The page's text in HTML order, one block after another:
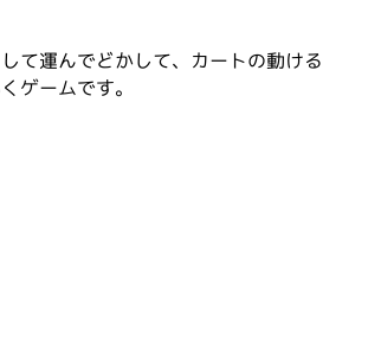
て運んでどかして、カートの動ける
ゲームです。